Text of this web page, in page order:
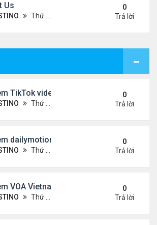
Us
Thứ 4 Tháng 10 07, 2020 4:27 pm
0
Trả lời
TikTok video vào diễn đàn
Thứ 4 Tháng 11 11, 2020 11:44 am
0
Trả lời
dailymotion video vào diễn đàn
Thứ 5 Tháng 10 15, 2020 12:14 pm
0
Trả lời
VOA Vietnamese vào diễn đàn
Thứ 5 Tháng 10 15, 2020 11:08 am
0
Trả lời